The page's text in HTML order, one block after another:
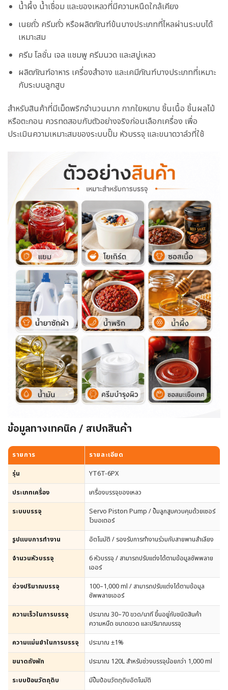
น้ำผึ้ง น้ำเชื่อม และของเหลวที่มีความหนืดใกล้เคียง
เนยถั่ว ครีมถั่ว หรือผลิตภัณฑ์ข้นบางประเภทที่ไหลผ่านระบบได้
เหมาะสม
ครีม โลชั่น เจล แชมพู ครีมนวด และสบู่เหลว
ผลิตภัณฑ์อาหาร เครื่องสำอาง และเคมีภัณฑ์บางประเภทที่เหมาะ
กับระบบลูกสูบ
สำหรับสินค้าที่มีเม็ดพริกจำนวนมาก กากใยหยาบ ชิ้นเนื้อ ชิ้นผลไม้
หรือตะกอน ควรทดสอบกับตัวอย่างจริงก่อนเลือกเครื่อง เพื่อ
ประเมินความเหมาะสมของระบบปั๊ม หัวบรรจุ และขนาดวาล์วที่ใช้
ข้อมูลทางเทคนิค / สเปกสินค้า
รายการ
รายละเอียด
รุ่น
YT6T-6PX
ประเภทเครื่อง
เครื่องบรรจุของเหลว
ระบบบรรจุ
Servo Piston Pump / ปั๊มลูกสูบควบคุมด้วยเซอร์
โวมอเตอร์
รูปแบบการทำงาน
อัตโนมัติ / รองรับการทำงานร่วมกับสายพานลำเลียง
จำนวนหัวบรรจุ
6 หัวบรรจุ / สามารถปรับแต่งได้ตามข้อมูลซัพพลาย
เออร์
ช่วงปริมาณบรรจุ
100–1,000 ml / สามารถปรับแต่งได้ตามข้อมูล
ซัพพลายเออร์
ความเร็วในการบรรจุ
ประมาณ 30–70 ขวด/นาที ขึ้นอยู่กับชนิดสินค้า
ความหนืด ขนาดขวด และปริมาณบรรจุ
ความแม่นยำในการบรรจุ
ประมาณ ±1%
ขนาดถังพัก
ประมาณ 120L สำหรับช่วงบรรจุน้อยกว่า 1,000 ml
ระบบป้อนวัตถุดิบ
มีปั๊มป้อนวัตถุดิบอัตโนมัติ